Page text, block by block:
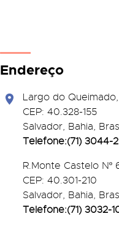
Endereço
Largo do Queimado,
CEP: 40.328-155
Salvador, Bahia,
Telefone:(71) 3044-
R.Monte Castelo Nº
CEP: 40.301-210
Salvador, Bahia,
Telefone:(71) 3032-